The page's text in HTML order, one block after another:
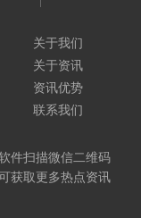
关于我们
关于资讯
资讯优势
联系我们
件扫描微信二维码
获取更多热点资讯